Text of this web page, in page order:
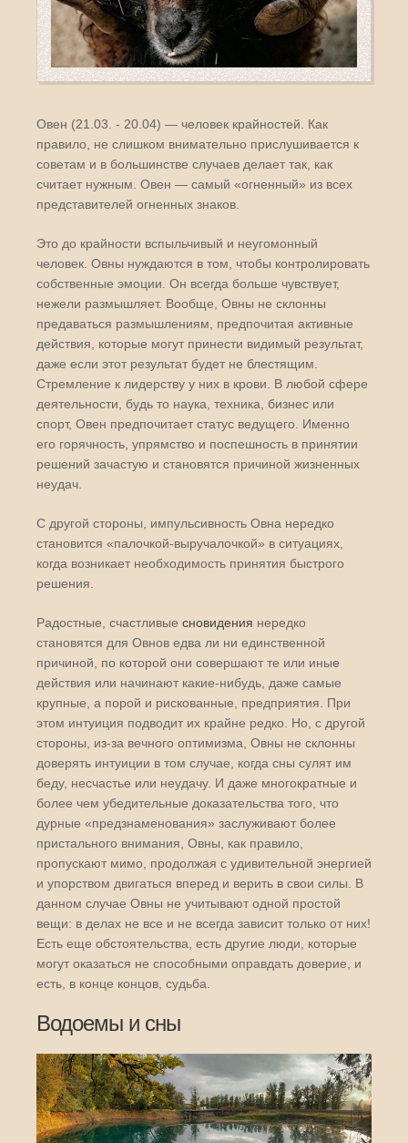
Овен (21.03. - 20.04) — человек крайностей. Как
правило, не слишком внимательно прислушивается к
советам и в большинстве случаев делает так, как
считает нужным. Овен — самый «огненный» из всех
представителей огненных знаков.
Это до крайности вспыльчивый и неугомонный
человек. Овны нуждаются в том, чтобы контролировать
собственные эмоции. Он всегда больше чувствует,
нежели размышляет. Вообще, Овны не склонны
предаваться размышлениям, предпочитая активные
действия, которые могут принести видимый результат,
даже если этот результат будет не блестящим.
Стремление к лидерству у них в крови. В любой сфере
деятельности, будь то наука, техника, бизнес или
спорт, Овен предпочитает статус ведущего. Именно
его горячность, упрямство и поспешность в принятии
решений зачастую и становятся причиной жизненных
неудач.
С другой стороны, импульсивность Овна нередко
становится «палочкой-выручалочкой» в ситуациях,
когда возникает необходимость принятия быстрого
решения.
Радостные, счастливые сновидения нередко
становятся для Овнов едва ли ни единственной
причиной, по которой они совершают те или иные
действия или начинают какие-нибудь, даже самые
крупные, а порой и рискованные, предприятия. При
этом интуиция подводит их крайне редко. Но, с другой
стороны, из-за вечного оптимизма, Овны не склонны
доверять интуиции в том случае, когда сны сулят им
беду, несчастье или неудачу. И даже многократные и
более чем убедительные доказательства того, что
дурные «предзнаменования» заслуживают более
пристального внимания, Овны, как правило,
пропускают мимо, продолжая с удивительной энергией
и упорством двигаться вперед и верить в свои силы. В
данном случае Овны не учитывают одной простой
вещи: в делах не все и не всегда зависит только от них!
Есть еще обстоятельства, есть другие люди, которые
могут оказаться не способными оправдать доверие, и
есть, в конце концов, судьба.
Водоемы и сны